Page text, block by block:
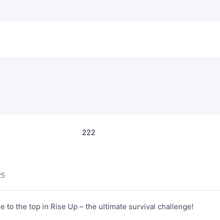
222
to the top in Rise Up – the ultimate survival challenge!